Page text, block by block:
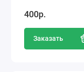
400р.
Заказать